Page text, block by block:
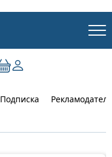
Подписка